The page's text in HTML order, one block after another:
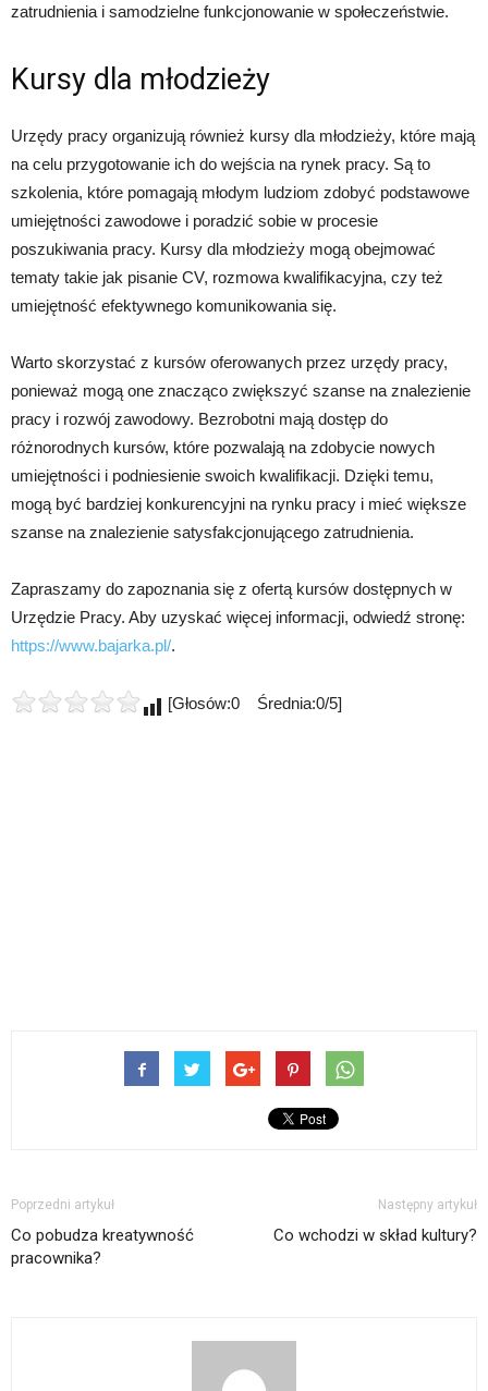
zatrudnienia i samodzielne funkcjonowanie w społeczeństwie.
Kursy dla młodzieży
Urzędy pracy organizują również kursy dla młodzieży, które mają
na celu przygotowanie ich do wejścia na rynek pracy. Są to
szkolenia, które pomagają młodym ludziom zdobyć podstawowe
umiejętności zawodowe i poradzić sobie w procesie
poszukiwania pracy. Kursy dla młodzieży mogą obejmować
tematy takie jak pisanie CV, rozmowa kwalifikacyjna, czy też
umiejętność efektywnego komunikowania się.
Warto skorzystać z kursów oferowanych przez urzędy pracy,
ponieważ mogą one znacząco zwiększyć szanse na znalezienie
pracy i rozwój zawodowy. Bezrobotni mają dostęp do
różnorodnych kursów, które pozwalają na zdobycie nowych
umiejętności i podniesienie swoich kwalifikacji. Dzięki temu,
mogą być bardziej konkurencyjni na rynku pracy i mieć większe
szanse na znalezienie satysfakcjonującego zatrudnienia.
Zapraszamy do zapoznania się z ofertą kursów dostępnych w
Urzędzie Pracy. Aby uzyskać więcej informacji, odwiedź stronę:
https://www.bajarka.pl/.
[Głosów:0 Średnia:0/5]
Poprzedni artykuł
Co pobudza kreatywność
pracownika?
Następny artykuł
Co wchodzi w skład kultury?